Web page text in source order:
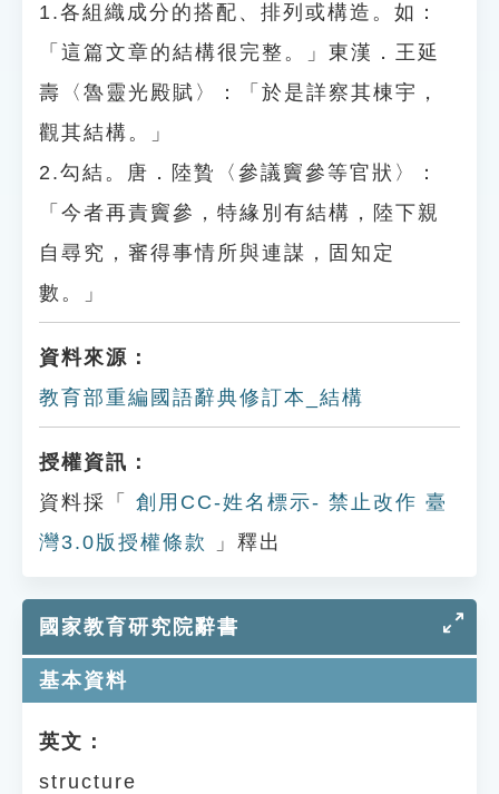
1.各組織成分的搭配、排列或構造。如：
「這篇文章的結構很完整。」東漢．王延
壽〈魯靈光殿賦〉：「於是詳察其棟宇，
觀其結構。」
2.勾結。唐．陸贄〈參議竇參等官狀〉：
「今者再責竇參，特緣別有結構，陸下親
自尋究，審得事情所與連謀，固知定
數。」
資料來源：
教育部重編國語辭典修訂本_結構
授權資訊：
資料採「
創用CC-姓名標示- 禁止改作 臺
灣3.0版授權條款
」釋出
國家教育研究院辭書
基本資料
英文：
structure